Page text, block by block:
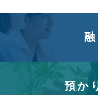
預か